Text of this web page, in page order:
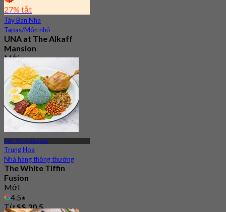
27% tắt
Tây Ban Nha
Tapas/Món nhỏ
UNA at The Alkaff
Mansion
Mới
4.6
TừS$ 57.5
MRT Telok Blangah
Trung Hoa
Nhà hàng thông thường
The White Tiffin
Fusion
Mới
4.5
TừS$ 30.5